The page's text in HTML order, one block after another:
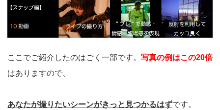
ここでご紹介したのはごく一部です。 写真の例はこの20倍
はありますので、
あなたが撮りたいシーンがきっと見つかるはずです。